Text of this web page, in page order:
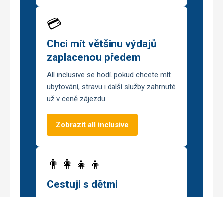
💳
Chci mít většinu výdajů
zaplacenou předem
All inclusive se hodí, pokud chcete mít
ubytování, stravu i další služby zahrnuté
už v ceně zájezdu.
Zobrazit all inclusive
👨‍👩‍👧‍👦
Cestuji s dětmi